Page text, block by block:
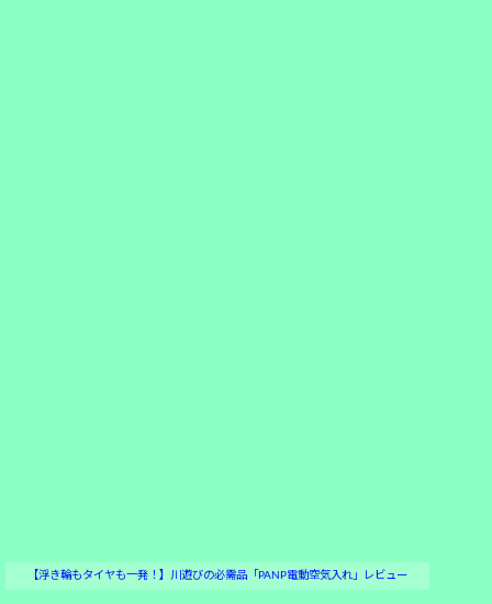
【浮き輪もタイヤも一発！】川遊びの必需品「PANP電動空気入れ」レビュー